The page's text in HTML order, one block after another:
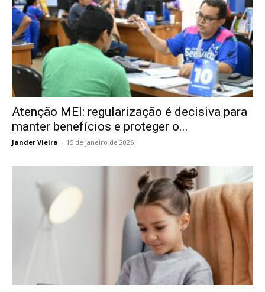
Atenção MEI: regularização é decisiva para
manter benefícios e proteger o...
Jander Vieira - 15 de janeiro de 2026